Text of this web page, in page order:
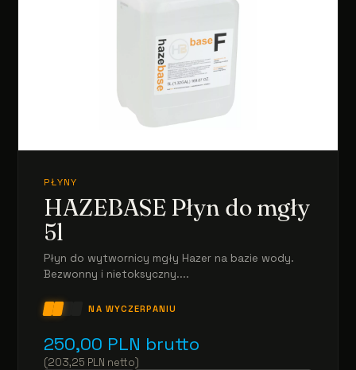
PŁYNY
HAZEBASE Płyn do mgły
5l
Płyn do wytwornicy mgły Hazer na bazie wody.
Bezwonny i nietoksyczny....
NA WYCZERPANIU
250,00 PLN brutto
(203,25 PLN netto)